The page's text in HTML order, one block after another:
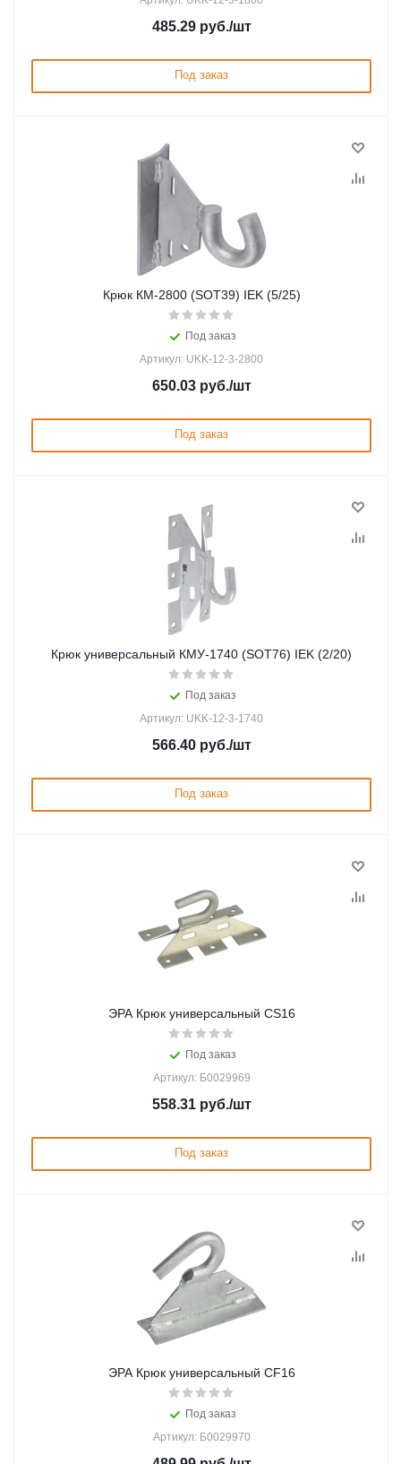
485.29руб./шт
Под заказ
Крюк КМ-2800 (SOT39) IEK (5/25)
Под заказ
Артикул: UKK-12-3-2800
650.03руб./шт
Под заказ
Крюк универсальный КМУ-1740 (SOT76) IEK (2/20)
Под заказ
Артикул: UKK-12-3-1740
566.40руб./шт
Под заказ
ЭРА Крюк универсальный CS16
Под заказ
Артикул: Б0029969
558.31руб./шт
Под заказ
ЭРА Крюк универсальный CF16
Под заказ
Артикул: Б0029970